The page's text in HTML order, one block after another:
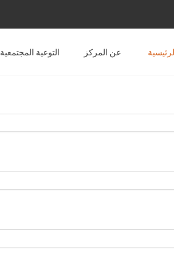
عن المركز التوعية المجتمعية